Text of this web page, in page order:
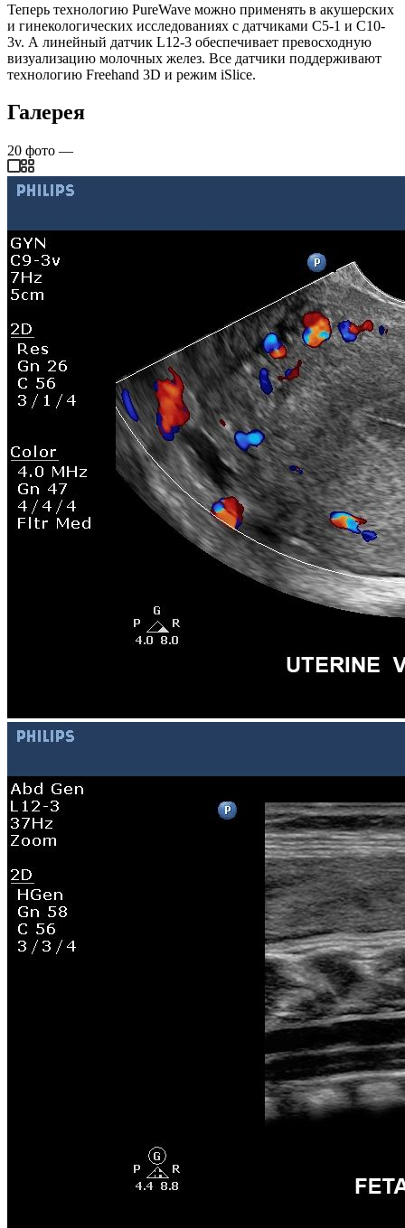
Теперь технологию PureWave можно применять в акушерских
и гинекологических исследованиях с датчиками C5-1 и C10-
3v. А линейный датчик L12-3 обеспечивает превосходную
визуализацию молочных желез. Все датчики поддерживают
технологию Freehand 3D и режим iSlice.
Галерея
20 фото —